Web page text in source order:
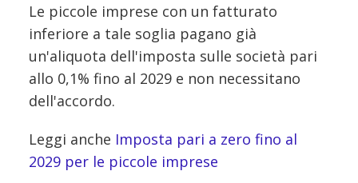
Le piccole imprese con un fatturato
inferiore a tale soglia pagano già
un'aliquota dell'imposta sulle società pari
allo 0,1% fino al 2029 e non necessitano
dell'accordo.
Leggi anche Imposta pari a zero fino al
2029 per le piccole imprese